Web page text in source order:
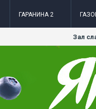
ГАРАНИНА 2
Зал